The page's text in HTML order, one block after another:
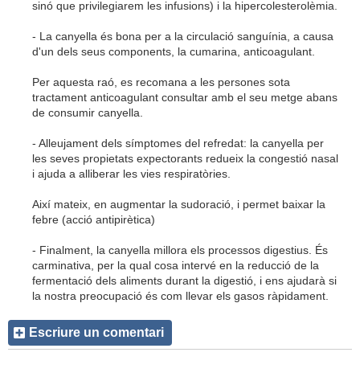
sinó que privilegiarem les infusions) i la hipercolesterolèmia.
- La canyella és bona per a la circulació sanguínia, a causa
d'un dels seus components, la cumarina, anticoagulant.
Per aquesta raó, es recomana a les persones sota
tractament anticoagulant consultar amb el seu metge abans
de consumir canyella.
- Alleujament dels símptomes del refredat: la canyella per
les seves propietats expectorants redueix la congestió nasal
i ajuda a alliberar les vies respiratòries.
Així mateix, en augmentar la sudoració, i permet baixar la
febre (acció antipirètica)
- Finalment, la canyella millora els processos digestius. És
carminativa, per la qual cosa intervé en la reducció de la
fermentació dels aliments durant la digestió, i ens ajudarà si
la nostra preocupació és com llevar els gasos ràpidament.
Escriure un comentari